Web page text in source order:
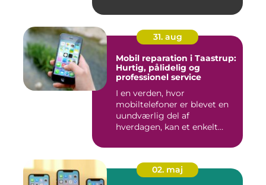
31. aug
Mobil reparation i Taastrup:
Hurtig, pålidelig og
professionel service
I en verden, hvor
mobiltelefoner er blevet en
uundværlig del af
hverdagen, kan et enkelt
02. maj